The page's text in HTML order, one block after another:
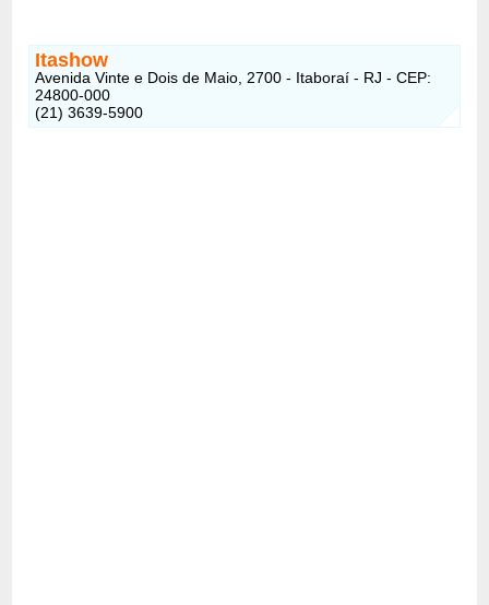
Itashow
Avenida Vinte e Dois de Maio, 2700 - Itaboraí - RJ - CEP:
24800-000
(21) 3639-5900